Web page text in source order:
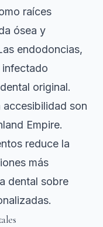
raíces
ósea y
endodoncias,
infectado
original.
son
Empire.
reduce la
más
dental sobre